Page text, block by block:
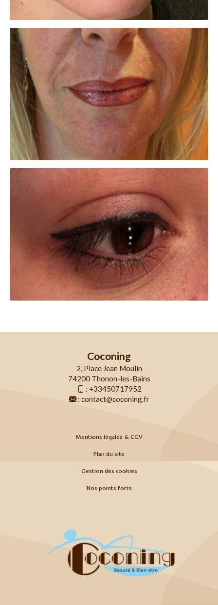
Coconing
2, Place Jean Moulin
74200 Thonon-les-Bains
: +33450717952
: contact@coconing.fr
Mentions légales & CGV
Plan du site
Gestion des cookies
Nos points forts